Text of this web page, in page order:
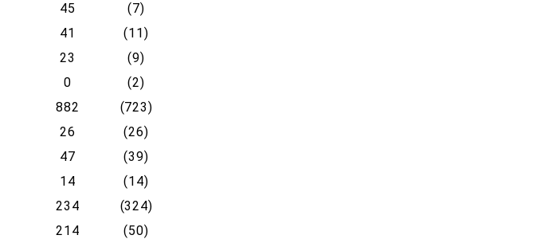
45
(7)
41
(11)
23
(9)
0
(2)
882
(723)
26
(26)
47
(39)
14
(14)
234
(324)
214
(50)